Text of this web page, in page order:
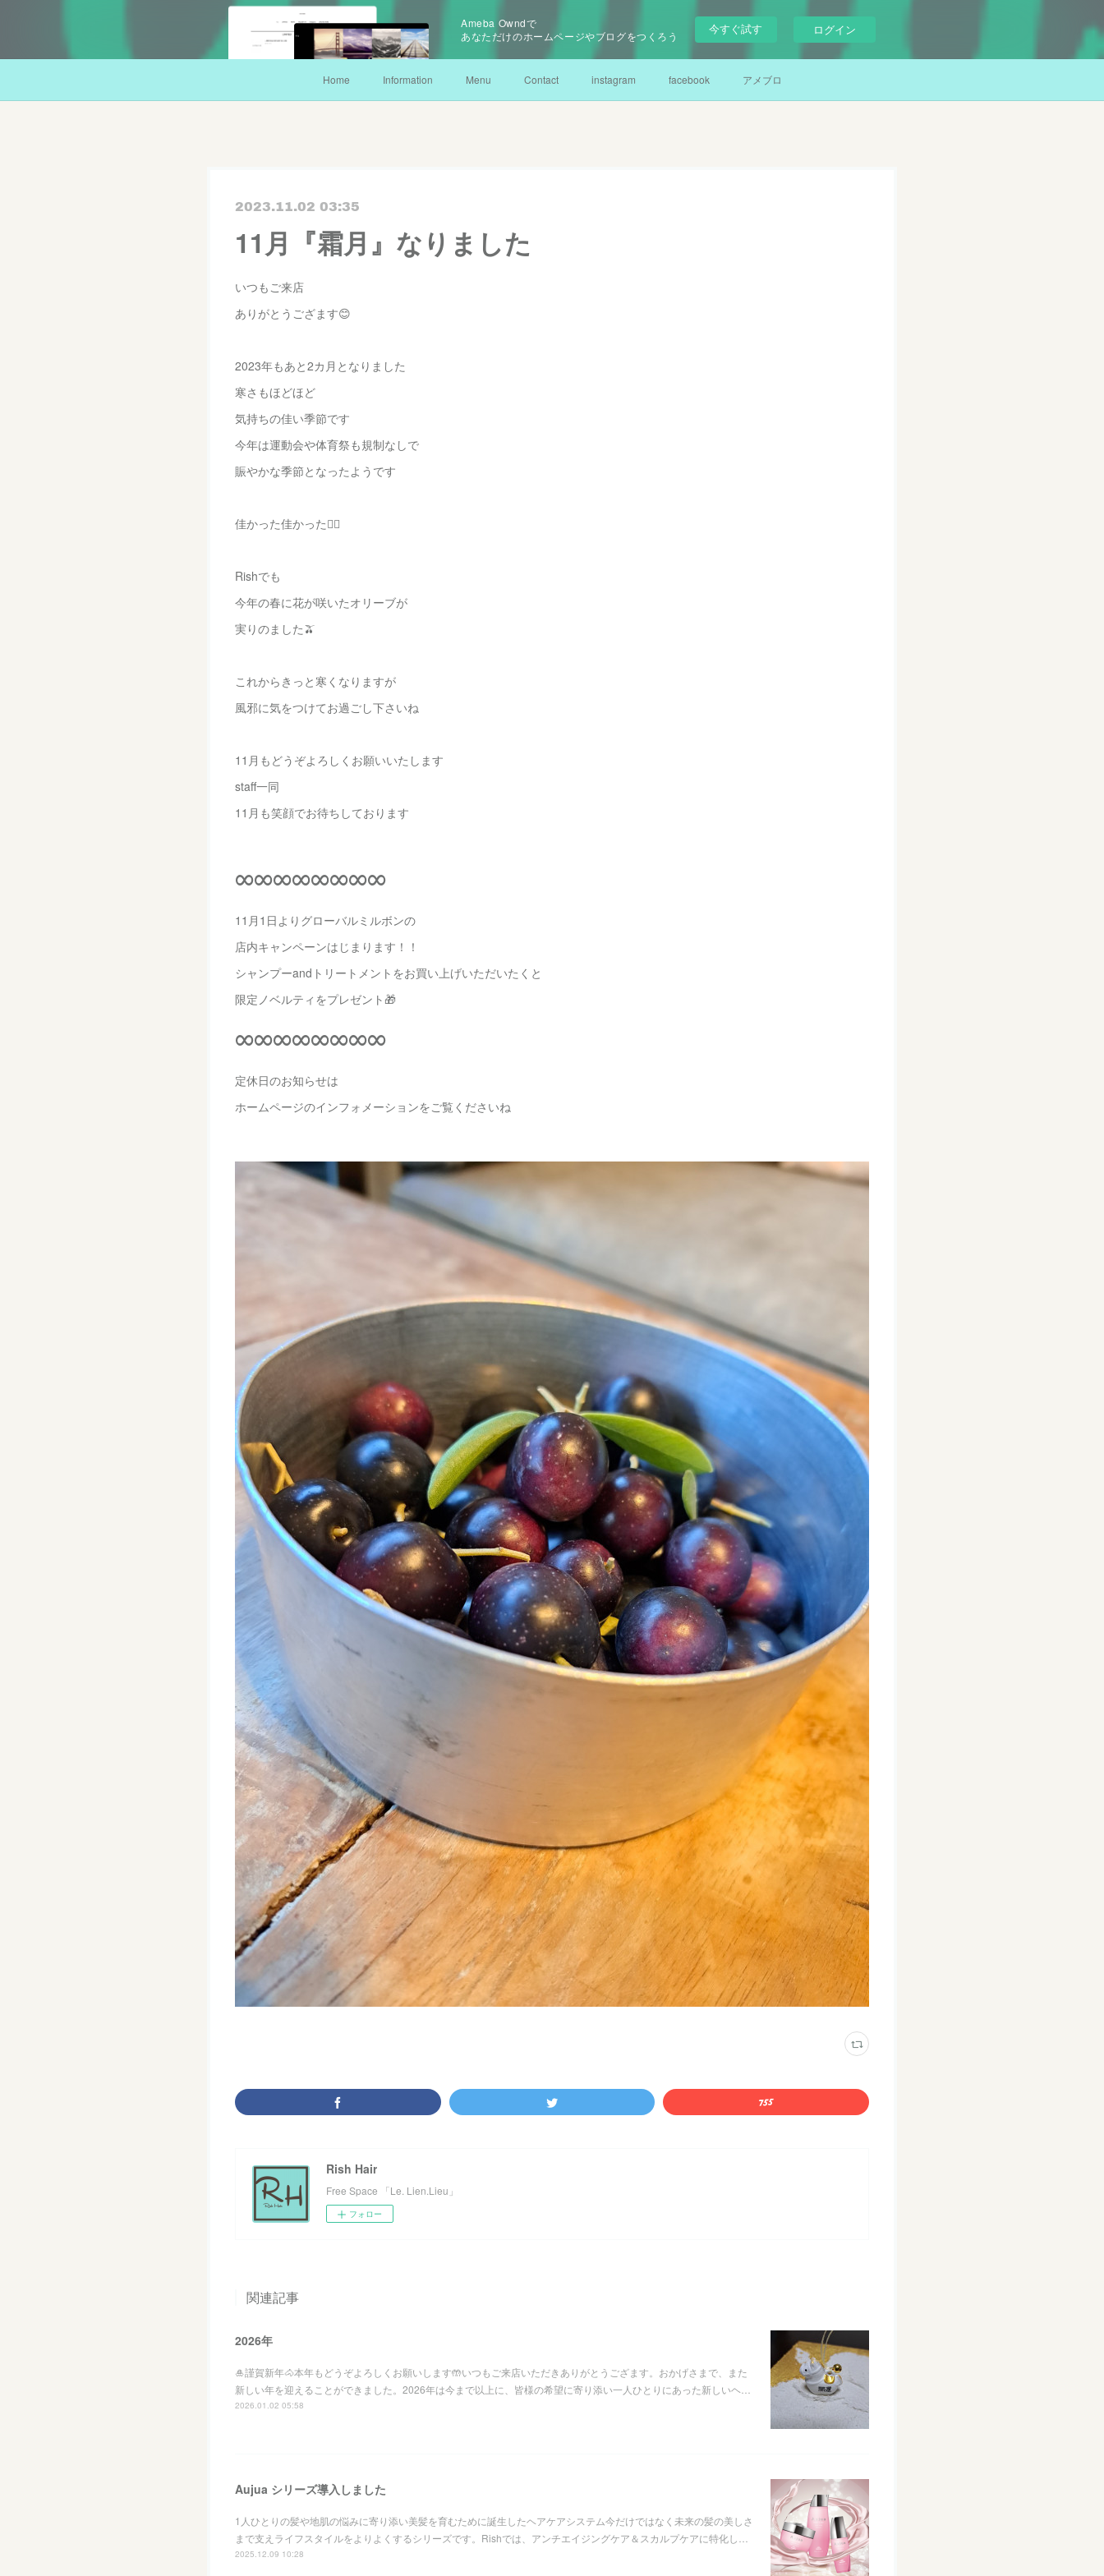
Ameba Owndで
あなただけのホームページやブログをつくろう
今すぐ試す ログイン
Home Information Menu Contact instagram facebook アメブロ
2023.11.02 03:35
11月『霜月』なりました
いつもご来店
ありがとうござます😊
2023年もあと2カ月となりました
寒さもほどほど
気持ちの佳い季節です
今年は運動会や体育祭も規制なしで
賑やかな季節となったようです
佳かった佳かった🙆‍♀️
Rishでも
今年の春に花が咲いたオリーブが
実りのました🫒
これからきっと寒くなりますが
風邪に気をつけてお過ごし下さいね
11月もどうぞよろしくお願いいたします
staff一同
11月も笑顔でお待ちしております
∞∞∞∞∞∞∞∞
11月1日よりグローバルミルボンの
店内キャンペーンはじまります！！
シャンプーandトリートメントをお買い上げいただいたくと
限定ノベルティをプレゼント🎁
∞∞∞∞∞∞∞∞
定休日のお知らせは
ホームページのインフォメーションをご覧くださいね
Rish Hair
Free Space 「Le. Lien.Lieu」
フォロー
関連記事
2026年
🎍謹賀新年🐴本年もどうぞよろしくお願いします🤲いつもご来店いただきありがとうござます。おかげさまで、また
新しい年を迎えることができました。2026年は今まで以上に、皆様の希望に寄り添い一人ひとりにあった新しいヘ…
2026.01.02 05:58
Aujua シリーズ導入しました
1人ひとりの髪や地肌の悩みに寄り添い美髪を育むために誕生したヘアケアシステム今だけではなく未来の髪の美しさ
まで支えライフスタイルをよりよくするシリーズです。Rishでは、アンチエイジングケア＆スカルプケアに特化し…
2025.12.09 10:28